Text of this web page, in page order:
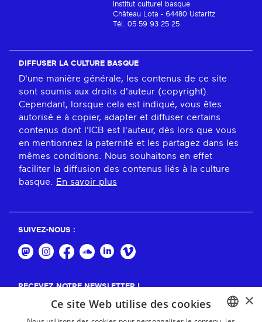
Institut culturel basque
Château Lota - 64480 Ustaritz
Tél. 05 59 93 25 25
DIFFUSER LA CULTURE BASQUE
D'une manière générale, les contenus de ce site
sont soumis aux droits d'auteur (copyright).
Cependant, lorsque cela est indiqué, vous êtes
autorisé.e à copier, adapter et diffuser certains
contenus dont l'ICB est l'auteur, dès lors que vous
en mentionnez la paternité et les partagez dans les
mêmes conditions. Nous souhaitons en effet
faciliter la diffusion des contenus liés à la culture
basque. En savoir plus
SUIVEZ-NOUS :
RECEVEZ NOTRE NEWSLETTER !
×
Ce site Web utilise des cookies